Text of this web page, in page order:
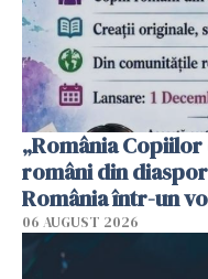
„România
români din
România într-un
06 AUGUST 2026